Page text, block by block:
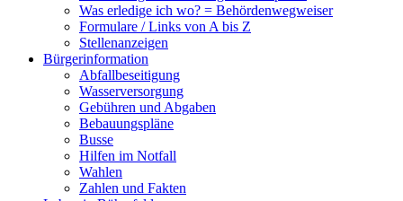
Was erledige ich wo? = Behördenwegweiser
Formulare / Links von A bis Z
Stellenanzeigen
Bürgerinformation
Abfallbeseitigung
Wasserversorgung
Gebühren und Abgaben
Bebauungspläne
Busse
Hilfen im Notfall
Wahlen
Zahlen und Fakten